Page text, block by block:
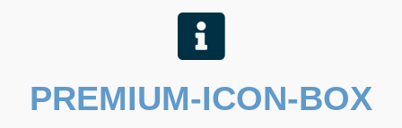
PREMIUM-ICON-BOX